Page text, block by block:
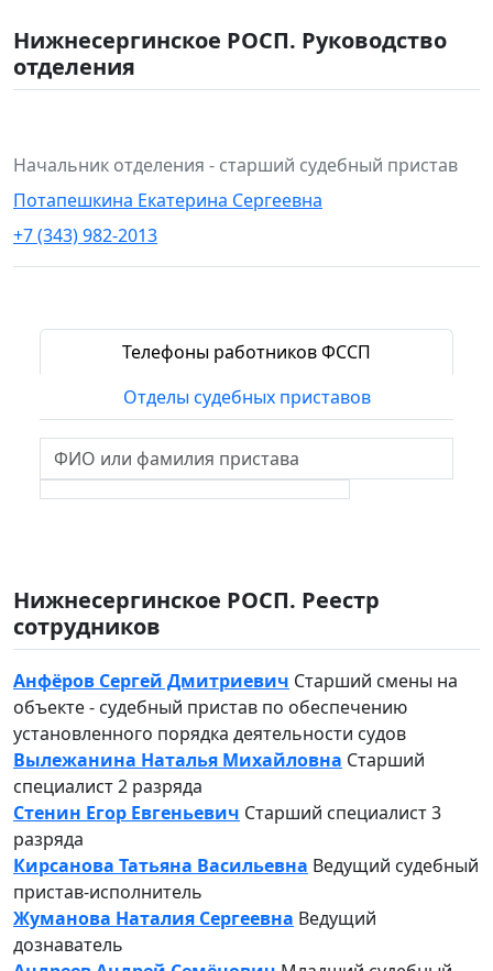
Нижнесергинское РОСП. Руководство
отделения
Начальник отделения - старший судебный пристав
Потапешкина Екатерина Сергеевна
+7 (343) 982-2013
Телефоны работников ФССП
Отделы судебных приставов
Нижнесергинское РОСП. Реестр
сотрудников
Анфёров Сергей Дмитриевич Старший смены на
объекте - судебный пристав по обеспечению
установленного порядка деятельности судов
Вылежанина Наталья Михайловна Старший
специалист 2 разряда
Стенин Егор Евгеньевич Старший специалист 3
разряда
Кирсанова Татьяна Васильевна Ведущий судебный
пристав-исполнитель
Жуманова Наталия Сергеевна Ведущий
дознаватель